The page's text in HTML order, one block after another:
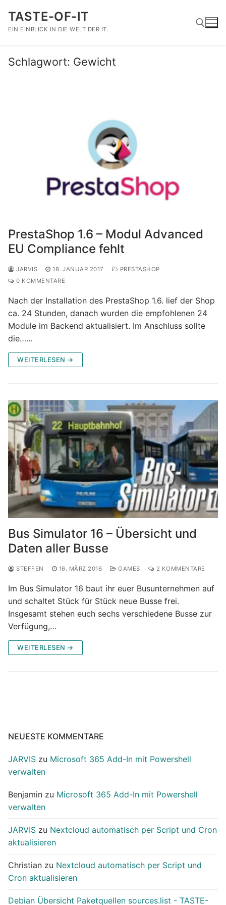
Inhalt
springen
TASTE-OF-IT
EIN EINBLICK IN DIE WELT DER IT.
Suchen nach:
Schlagwort: Gewicht
PrestaShop 1.6 – Modul Advanced
EU Compliance fehlt
JARVIS 18. JANUAR 2017
PRESTASHOP
0 KOMMENTARE
Nach der Installation des PrestaShop 1.6. lief der Shop
ca. 24 Stunden, danach wurden die empfohlenen 24
Module im Backend aktualisiert. Im Anschluss sollte
die……
WEITERLESEN →
Bus Simulator 16 – Übersicht und
Daten aller Busse
STEFFEN 16. MÄRZ 2016 GAMES 2 KOMMENTARE
Im Bus Simulator 16 baut ihr euer Busunternehmen auf
und schaltet Stück für Stück neue Busse frei.
Insgesamt stehen euch sechs verschiedene Busse zur
Verfügung,…
WEITERLESEN →
NEUESTE KOMMENTARE
JARVIS zu Microsoft 365 Add-In mit Powershell
verwalten
Benjamin zu Microsoft 365 Add-In mit Powershell
verwalten
JARVIS zu Nextcloud automatisch per Script und Cron
aktualisieren
Christian zu Nextcloud automatisch per Script und
Cron aktualisieren
Debian Übersicht Paketquellen sources.list - TASTE-